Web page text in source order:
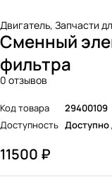
Двигатель, Запчасти
Сменный
фильтра
0 отзывов
Код товара
29400109
Доступность Доступно
11500 ₽